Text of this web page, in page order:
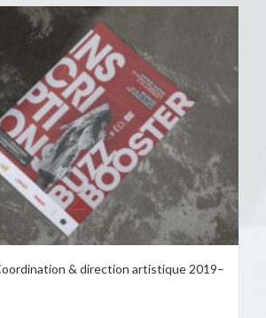
& direction artistique 2019–